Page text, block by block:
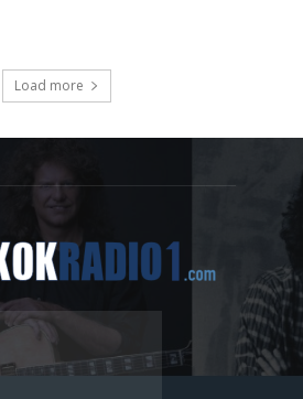
Load more